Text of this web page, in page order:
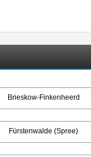
Brieskow-Finkenheerd
Fürstenwalde (Spree)